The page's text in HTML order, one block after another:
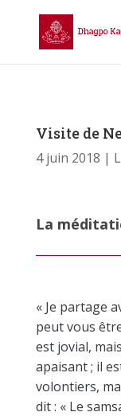
Visite de
4 juin 2018
La
« Je partage
peut vous
est jovial,
apaisant ; il
volontiers,
dit : « Le